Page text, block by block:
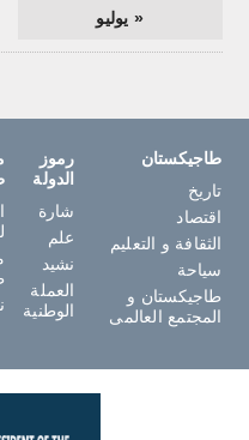
« يوليو
طاجيكستان
تاريخ
اقتصاد
الثقافة و التعليم
سياحة
طاجيكستان و
المجتمع العالمى
رموز
الدولة
شارة
علم
نشيد
العملة
الوطنية